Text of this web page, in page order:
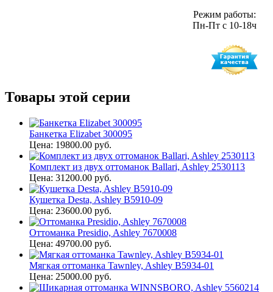
Режим работы:
Пн-Пт с 10-18ч
Товары этой серии
Банкетка Elizabet 300095
Цена: 19800.00 руб.
Комплект из двух оттоманок Ballari, Ashley 2530113
Цена: 31200.00 руб.
Кушетка Desta, Ashley B5910-09
Цена: 23600.00 руб.
Оттоманка Presidio, Ashley 7670008
Цена: 49700.00 руб.
Мягкая оттоманка Tawnley, Ashley B5934-01
Цена: 25000.00 руб.